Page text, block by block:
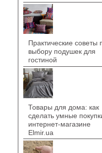
Практические советы
выбору подушек для
гостиной
Товары для дома: как
сделать умные
интернет-магазине
Elmir.ua